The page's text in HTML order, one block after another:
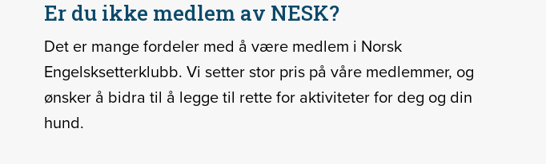
Er du ikke medlem av NESK?
Det er mange fordeler med å være medlem i Norsk
Engelsksetterklubb. Vi setter stor pris på våre medlemmer, og
ønsker å bidra til å legge til rette for aktiviteter for deg og din
hund.